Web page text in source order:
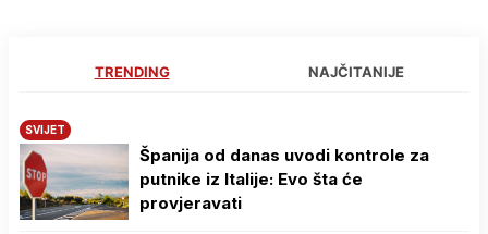
TRENDING NAJČITANIJE
SVIJET
Španija od danas uvodi kontrole za
putnike iz Italije: Evo šta će
provjeravati